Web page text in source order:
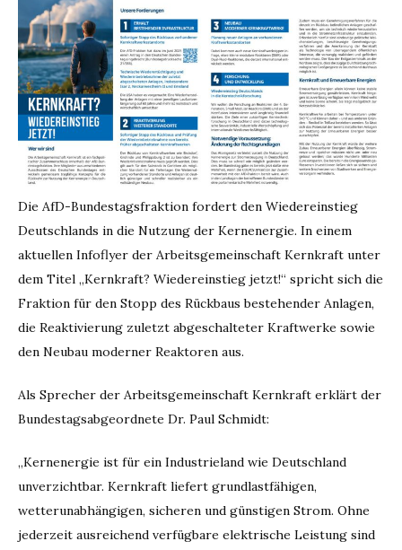
Die AfD-Bundestagsfraktion fordert den Wiedereinstieg
Deutschlands in die Nutzung der Kernenergie. In einem
aktuellen Infoflyer der Arbeitsgemeinschaft Kernkraft unter
dem Titel „Kernkraft? Wiedereinstieg jetzt!“ spricht sich die
Fraktion für den Stopp des Rückbaus bestehender Anlagen,
die Reaktivierung zuletzt abgeschalteter Kraftwerke sowie
den Neubau moderner Reaktoren aus.
Als Sprecher der Arbeitsgemeinschaft Kernkraft erklärt der
Bundestagsabgeordnete Dr. Paul Schmidt:
„Kernenergie ist für ein Industrieland wie Deutschland
unverzichtbar. Kernkraft liefert grundlastfähigen,
wetterunabhängigen, sicheren und günstigen Strom. Ohne
jederzeit ausreichend verfügbare elektrische Leistung sind